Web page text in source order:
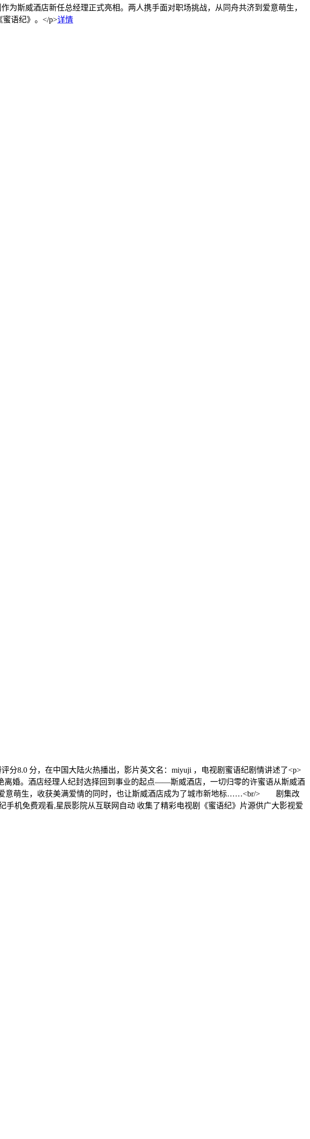
斯威酒店新任总经理正式亮相。两人携手面对职场挑战，从同舟共济到爱意萌生，
语纪》。</p>详情
分8.0 分，在中国大陆火热播出，影片英文名：miyuji ，电视剧蜜语纪剧情讲述了<p>
离婚。酒店经理人纪封选择回到事业的起点——斯威酒店，一切归零的许蜜语从斯威酒
爱意萌生，收获美满爱情的同时，也让斯威酒店成为了城市新地标……<br/> 剧集改
机免费观看,星辰影院从互联网自动 收集了精彩电视剧《蜜语纪》片源供广大影视爱